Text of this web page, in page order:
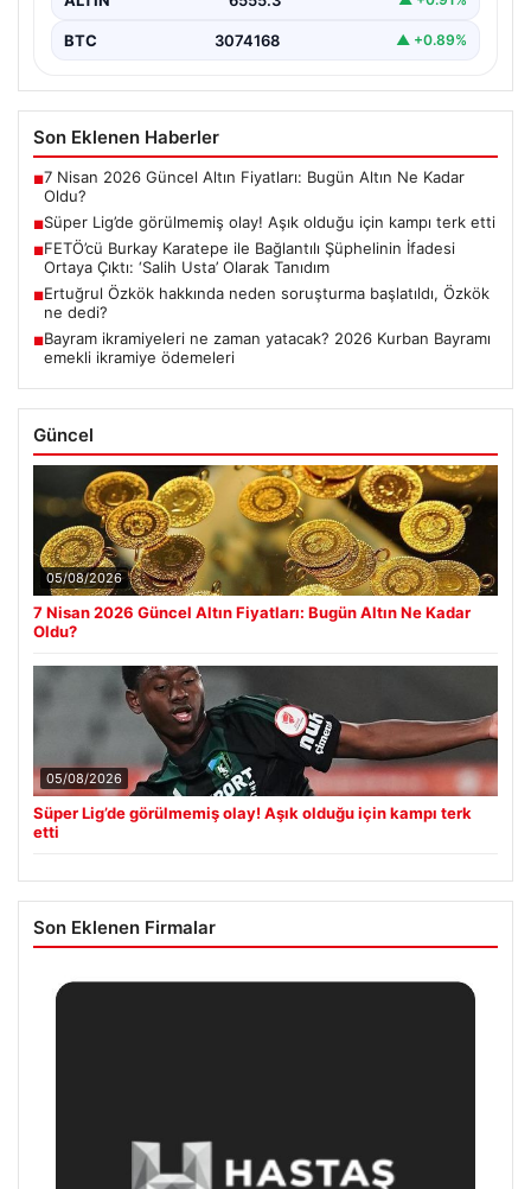
BTC 3074168 ▲ +0.89%
Son Eklenen Haberler
■7 Nisan 2026 Güncel Altın Fiyatları: Bugün Altın Ne Kadar
Oldu?
■Süper Lig’de görülmemiş olay! Aşık olduğu için kampı terk etti
■FETÖ’cü Burkay Karatepe ile Bağlantılı Şüphelinin İfadesi
Ortaya Çıktı: ‘Salih Usta’ Olarak Tanıdım
■Ertuğrul Özkök hakkında neden soruşturma başlatıldı, Özkök
ne dedi?
■Bayram ikramiyeleri ne zaman yatacak? 2026 Kurban Bayramı
emekli ikramiye ödemeleri
Güncel
05/08/2026
7 Nisan 2026 Güncel Altın Fiyatları: Bugün Altın Ne Kadar
Oldu?
05/08/2026
Süper Lig’de görülmemiş olay! Aşık olduğu için kampı terk
etti
Son Eklenen Firmalar